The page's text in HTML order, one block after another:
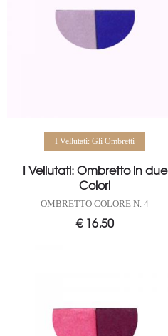
Aggiungi al carrello
I Vellutati: Gli Ombretti
I Vellutati: Ombretto in due
Colori
OMBRETTO COLORE N. 4
€16,50